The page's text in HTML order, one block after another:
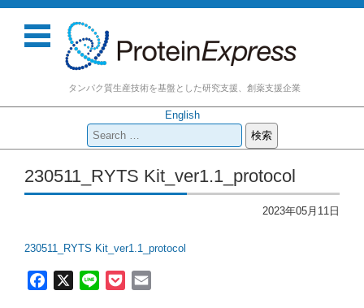
タンパク質生産技術を基盤とした研究支援、創薬支援企業
English
検
索:
コンテンツに移動
230511_RYTS Kit_ver1.1_protocol
2023年05月11日
230511_RYTS Kit_ver1.1_protocol